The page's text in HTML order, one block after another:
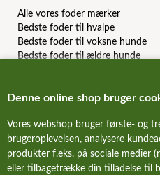
Denne online shop bruger
Vores webshop bruger første- og
brugeroplevelsen, analysere
produkter f.eks. på sociale medier
eller tilbagetrække din tilladelse til
Alle vores foder mærker
Bedste foder til hvalpe
Bedste foder til voksne hunde
Bedste foder til ældre hunde
Bedste slanke hundefoder
Billigste hundefoder mærker
Bedste billige hundefoder
Hundefoder anmeldelser &